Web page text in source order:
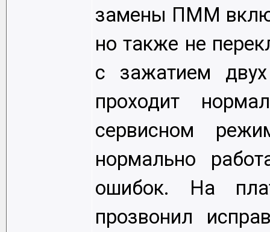
замены ПММ
но также не
с зажатием
проходит
сервисном
нормально
ошибок. На
прозвонил